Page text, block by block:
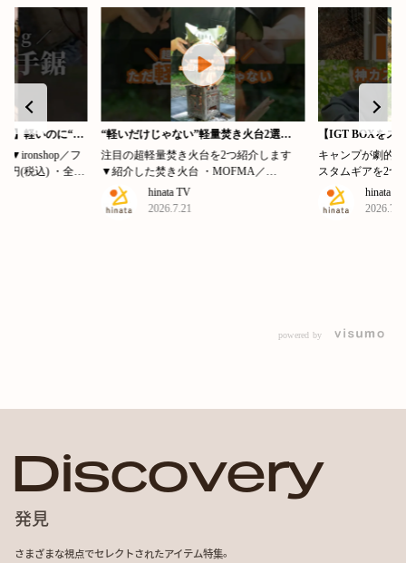
】軽いのに“ち
キャンプ
円(税込) ・全
19ekl2e7
“軽いだけじゃない”軽量焚き火台2選
「MOFMA／EUCLID」「FIREBOX／
Freestyle Stove チタン」
注目の超軽量焚き火台を2つ紹介します
▼紹介した焚き火台 ・MOFMA／
EUCLID
https://store.hinata.me/products/mofma-euclid?
hinata TV
2026.7.21
【IGT BOXをス
を引き出すカス
WORKS「1ユニ
「BOXスライド
キャンプが劇的
スタムギアを2つ紹介
WORKS／1ユニ
https://
hinata
powered by
Discovery
発見
さまざまな視点でセレクトされたアイテム特集。